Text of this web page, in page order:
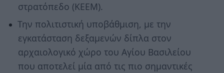
στρατόπεδο (ΚΕΕΜ).
Την πολιτιστική υποβάθμιση, με την
εγκατάσταση δεξαμενών δίπλα στον
αρχαιολογικό χώρο του Αγίου Βασιλείου
που αποτελεί μία από τις πιο σημαντικές